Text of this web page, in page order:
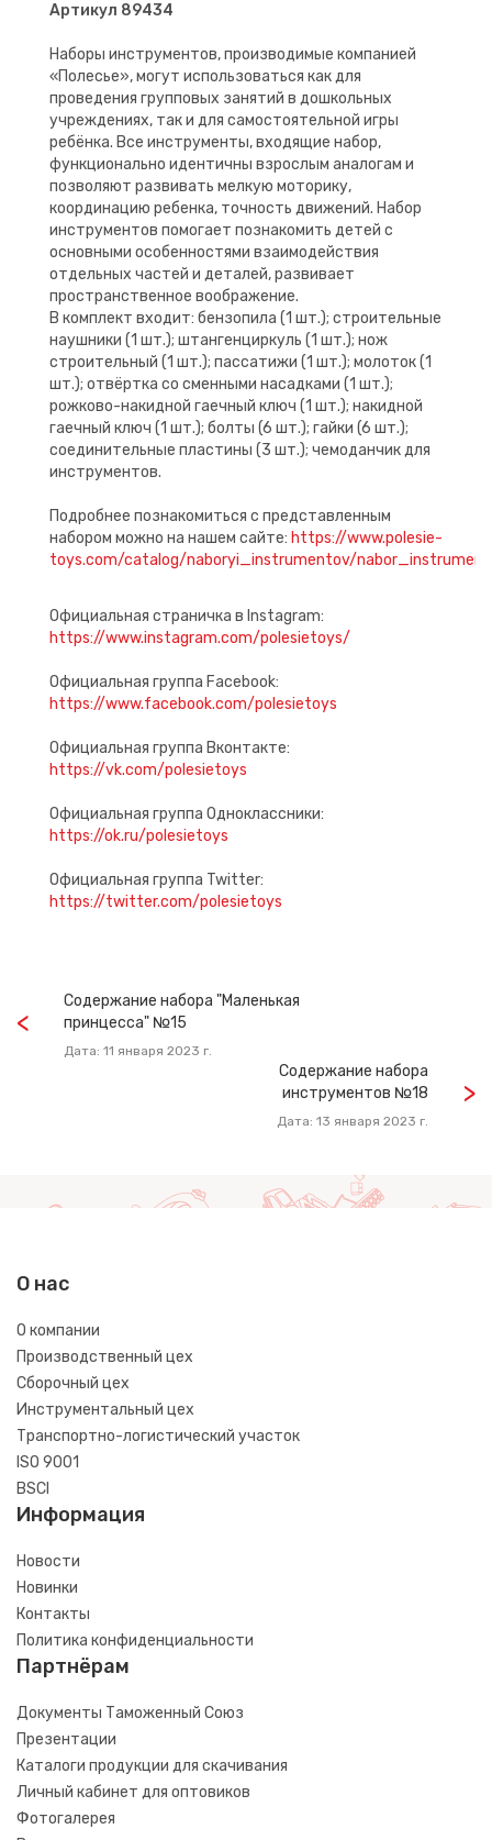
Артикул 89434
Наборы инструментов, производимые компанией
«Полесье», могут использоваться как для
проведения групповых занятий в дошкольных
учреждениях, так и для самостоятельной игры
ребёнка. Все инструменты, входящие набор,
функционально идентичны взрослым аналогам и
позволяют развивать мелкую моторику,
координацию ребенка, точность движений. Набор
инструментов помогает познакомить детей с
основными особенностями взаимодействия
отдельных частей и деталей, развивает
пространственное воображение.
В комплект входит: бензопила (1 шт.); строительные
наушники (1 шт.); штангенциркуль (1 шт.); нож
строительный (1 шт.); пассатижи (1 шт.); молоток (1
шт.); отвёртка со сменными насадками (1 шт.);
рожково-накидной гаечный ключ (1 шт.); накидной
гаечный ключ (1 шт.); болты (6 шт.); гайки (6 шт.);
соединительные пластины (3 шт.); чемоданчик для
инструментов.
Подробнее познакомиться с представленным
набором можно на нашем сайте: https://www.polesie-
toys.com/catalog/naboryi_instrumentov/
Официальная страничка в Instagram:
https://www.instagram.com/polesietoys/
Официальная группа Facebook:
https://www.facebook.com/polesietoys
Официальная группа Вконтакте:
https://vk.com/polesietoys
Официальная группа Одноклассники:
https://ok.ru/polesietoys
Официальная группа Twitter:
https://twitter.com/polesietoys
Содержание набора "Маленькая
принцесса" №15
Дата: 11 января 2023 г.
Содержание набора
инструментов №18
Дата: 13 января 2023 г.
О нас
О компании
Производственный цех
Сборочный цех
Инструментальный цех
Транспортно-логистический участок
ISO 9001
BSCI
Информация
Новости
Новинки
Контакты
Политика конфиденциальности
Партнёрам
Документы Таможенный Союз
Презентации
Каталоги продукции для скачивания
Личный кабинет для оптовиков
Фотогалерея